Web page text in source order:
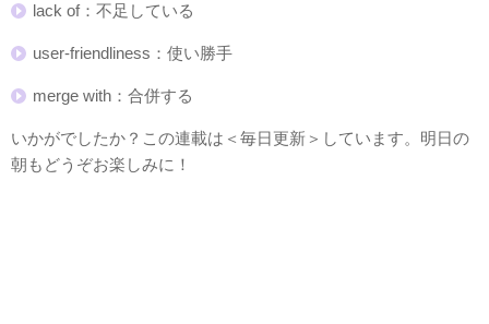
lack of：不足している
user-friendliness：使い勝手
merge with：合併する
いかがでしたか？この連載は＜毎日更新＞しています。明日の
朝もどうぞお楽しみに！